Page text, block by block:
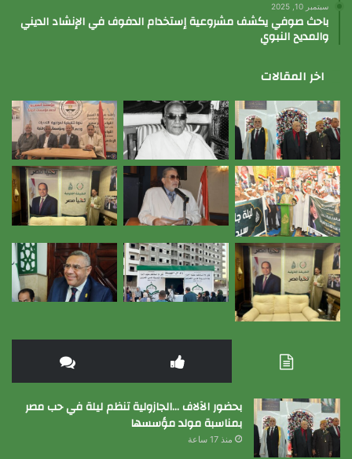
سبتمبر 10, 2025
باحث صوفي يكشف مشروعية إستخدام الدفوف في الإنشاد الديني
والمديح النبوي
اخر المقالات
بحضور الآلاف …الجازولية تنظم ليلة في حب مصر
بمناسبة مولد مؤسسها
منذ 17 ساعة